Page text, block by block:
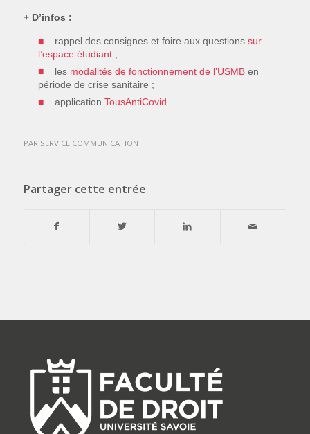
+ D’infos :
rappel des consignes et foire aux questions sur
l’espace étudiant;
les modalités de fonctionnement de l’USMBen
période de crise sanitaire ;
application TousAntiCovid
PAR SERVICE COMMUNICATION
Partager cette entrée